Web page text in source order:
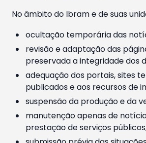
No âmbito do Ibram e de suas
ocultação temporária das
revisão e adaptação das
preservada a integridade dos
adequação dos portais, sites
publicados e aos recursos de
suspensão da produção e da
manutenção apenas de
prestação de serviços